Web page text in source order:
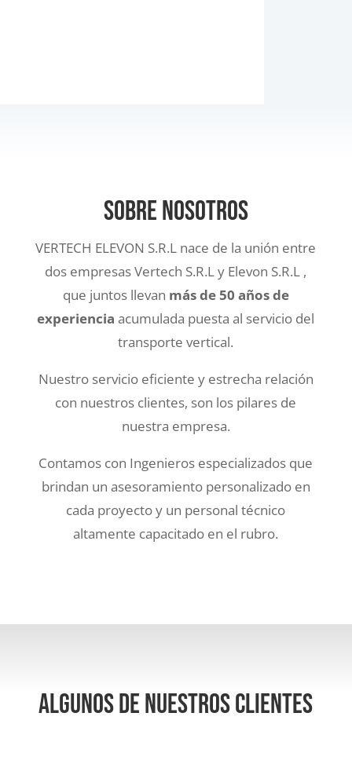
Sobre nosotros
VERTECH ELEVON S.R.L nace de la unión entre
dos empresas Vertech S.R.L y Elevon S.R.L ,
que juntos llevan más de 50 años de
experiencia acumulada puesta al servicio del
transporte vertical.
Nuestro servicio eficiente y estrecha relación
con nuestros clientes, son los pilares de
nuestra empresa.
Contamos con Ingenieros especializados que
brindan un asesoramiento personalizado en
cada proyecto y un personal técnico
altamente capacitado en el rubro.
algunos de nuestros clientes